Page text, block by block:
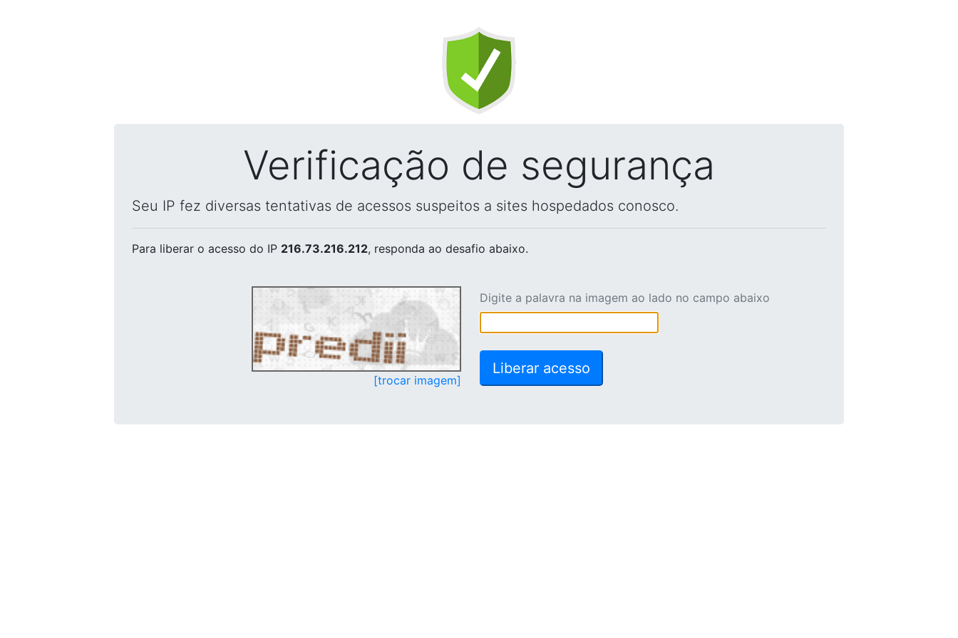
Verificação de segurança
Seu IP fez diversas tentativas de acessos suspeitos a sites hospedados conosco.
Para liberar o acesso do IP 216.73.216.212, responda ao desafio abaixo.
[trocar imagem]
Digite a palavra na imagem ao lado no campo abaixo